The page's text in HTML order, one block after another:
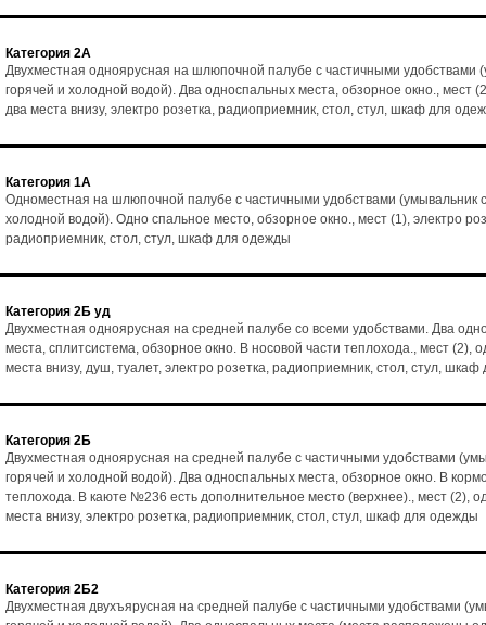
Категория 2А
Двухместная одноярусная на шлюпочной палубе с частичными удобствами
горячей и холодной водой). Два односпальных места, обзорное окно., мест
два места внизу, электро розетка, радиоприемник, стол, стул, шкаф для
Категория 1А
Одноместная на шлюпочной палубе с частичными удобствами (умывальник
холодной водой). Одно спальное место, обзорное окно., мест (1), электро
радиоприемник, стол, стул, шкаф для одежды
Категория 2Б уд
Двухместная одноярусная на средней палубе со всеми удобствами. Два
места, сплитсистема, обзорное окно. В носовой части теплохода., мест (2),
места внизу, душ, туалет, электро розетка, радиоприемник, стол, стул,
Категория 2Б
Двухместная одноярусная на средней палубе с частичными удобствами
горячей и холодной водой). Два односпальных места, обзорное окно. В
теплохода. В каюте №236 есть дополнительное место (верхнее)., мест (2),
места внизу, электро розетка, радиоприемник, стол, стул, шкаф для одежды
Категория 2Б2
Двухместная двухъярусная на средней палубе с частичными удобствами